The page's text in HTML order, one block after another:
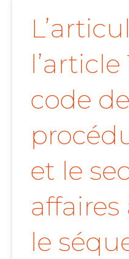
l’article
code de
et le
affaires
le